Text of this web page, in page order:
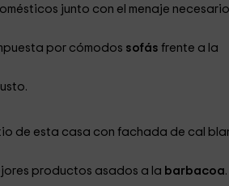
junto con el menaje
por cómodos sofás frente a la
de esta casa con fachada de cal
productos asados a la barbacoa.